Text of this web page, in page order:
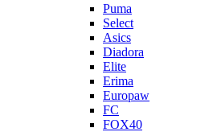
Puma
Select
Asics
Diadora
Elite
Erima
Europaw
FC
FOX40